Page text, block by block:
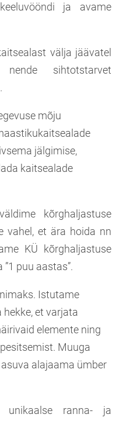
ja avame
välja jäävatel
nende sihtotstarvet
mõju
jälgimise,
kaitsealade
kõrghaljastuse
vahel, et ära hoida nn
KÜ kõrghaljastuse
puu aastas”.
Istutame
et varjata
elemente ning
Muuga
alajaama ümber
ranna- ja